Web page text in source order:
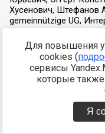
Для повышения
cookies (
сервисы
которые
Я